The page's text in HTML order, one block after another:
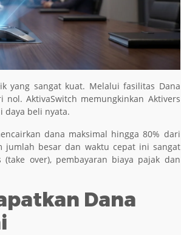
yang sangat kuat. Melalui fasilitas Dana
AktivaSwitch memungkinkan Aktivers
daya beli nyata.
dana maksimal hingga 80% dari
jumlah besar dan waktu cepat ini sangat
over), pembayaran biaya pajak dan
Dana